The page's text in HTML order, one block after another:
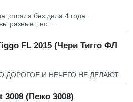
,стояла без дела 4 года
разные , но...
FL 2015 (Чери Тигго ФЛ
ДОРОГОЕ И НЕЧЕГО НЕ ДЕЛАЮТ.
3008 (Пежо 3008)